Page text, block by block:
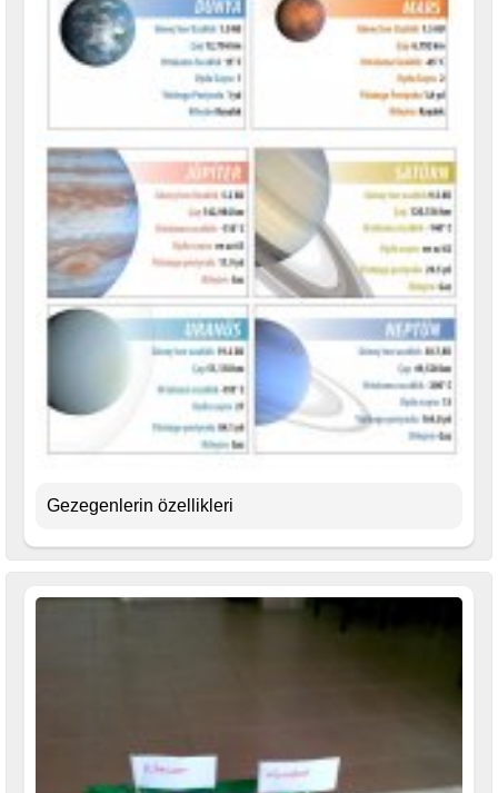
Gezegenlerin özellikleri